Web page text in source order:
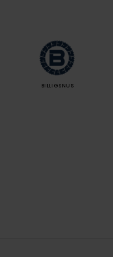
BILLIGSNUS